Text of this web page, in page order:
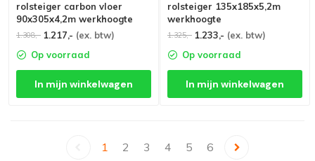
rolsteiger carbon vloer
90x305x4,2m werkhoogte
1.308,- 1.217,- (ex. btw)
Op voorraad
In mijn winkelwagen
rolsteiger 135x185x5,2m
werkhoogte
1.325,- 1.233,- (ex. btw)
Op voorraad
In mijn winkelwagen
1 2 3 4 5 6